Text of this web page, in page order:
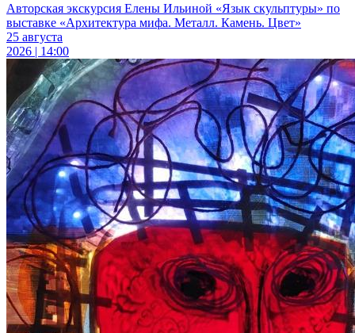
Авторская экскурсия Елены Ильиной «Язык скульптуры» по
выставке «Архитектура мифа. Металл. Камень. Цвет»
25 августа
2026 | 14:00